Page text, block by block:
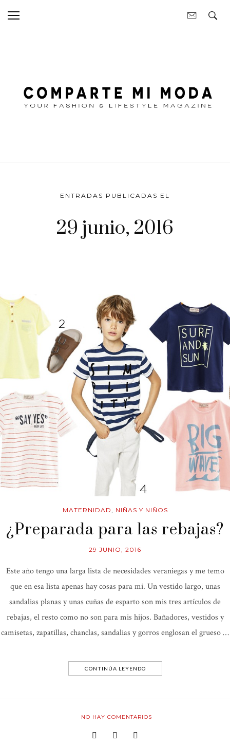
ENTRADAS PUBLICADAS EL
29 junio, 2016
MATERNIDAD NIÑAS Y NIÑOS
¿Preparada para las rebajas?
29 JUNIO, 2016
Este año tengo una larga lista de necesidades veraniegas y me temo
que en esa lista apenas hay cosas para mi. Un vestido largo, unas
sandalias planas y unas cuñas de esparto son mis tres artículos de
rebajas, el resto como no son para mis hijos. Bañadores, vestidos y
camisetas, zapatillas, chanclas, sandalias y gorros englosan el grueso …
CONTINÚA LEYENDO
NO HAY COMENTARIOS